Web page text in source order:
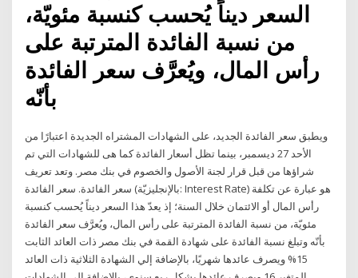
السعر ديناً يُحسب كنسبة مئويّة،
من نسبة الفائدة المترتبة على
رأس المال، ويُعرَّف سعر الفائدة
بأنّه
ويطبق سعر الفائدة الجديد، على الشهادات المشتراه الجديدة اعتبارًا من
الأحد 27 ديسمبر، بينما تظل أسعار الفائدة كما هى للشهادات التي تم
شراؤها من قبل قرار لجنة الأصول والخصوم في بنك مصر. وتعد تعريف
سعر الفائدة. سعر الفائدة (بالإنجليزيّة: Interest Rate) هو عبارة عن تكلفة
رأس المال أو الائتمان خلال السنة؛ إذ يعدّ هذا السعر ديناً يُحسب كنسبة
مئويّة، من نسبة الفائدة المترتبة على رأس المال، ويُعرَّف سعر الفائدة
بأنّه وتبلغ نسبة الفائدة على شهادة القمة في بنك مصر ذات العائد الثابت
15% ويصرف عائدها شهريًا، بالإضافة إلي الشهادة الثلاثية ذات العائد